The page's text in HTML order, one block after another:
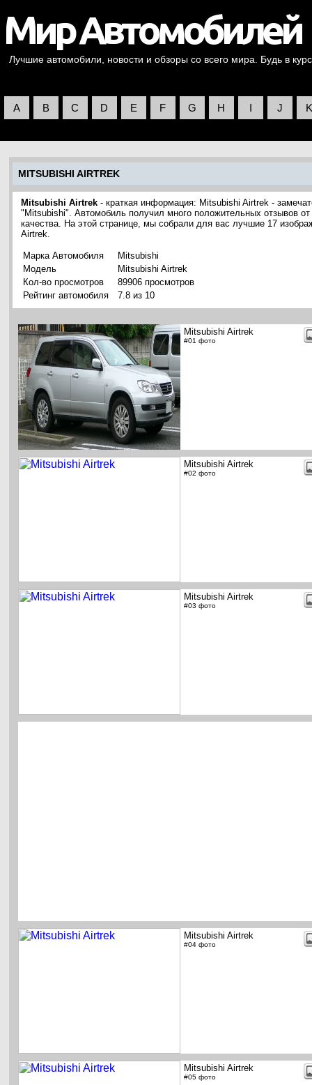
Лучшие автомобили, новости и обзоры со всего мира. Будь в
A B C D E F G H I J K
MITSUBISHI AIRTREK
Mitsubishi Airtrek - краткая информация: Mitsubishi Airtrek -
"Mitsubishi". Автомобиль получил много положительных отзывов от
качества. На этой странице, мы собрали для вас лучшие 17
Airtrek.
Марка Автомобиля
Mitsubishi
Модель
Mitsubishi Airtrek
Кол-во просмотров
89906 просмотров
Рейтинг автомобиля
7.8 из 10
Mitsubishi Airtrek
#01 фото
Mitsubishi Airtrek
#02 фото
Mitsubishi Airtrek
#03 фото
Mitsubishi Airtrek
#04 фото
Mitsubishi Airtrek
#05 фото